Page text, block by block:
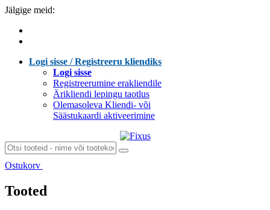
Jälgige meid:
Logi sisse / Registreeru kliendiks
Logi sisse
Registreerumine erakliendile
Ärikliendi lepingu taotlus
Olemasoleva Kliendi- või
Säästukaardi aktiveerimine
Ostukorv
Tooted